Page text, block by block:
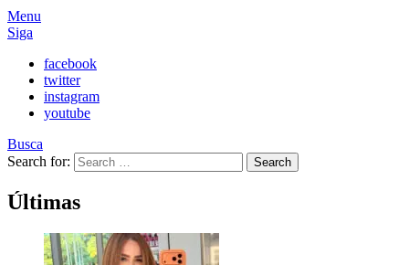
Menu
Siga
facebook
twitter
instagram
youtube
Busca
Search for:
Search
Últimas